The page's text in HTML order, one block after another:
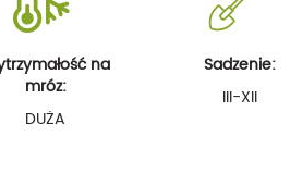
na
mróz:
DUŻA
Sadzenie:
III-XII